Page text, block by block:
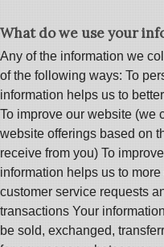
What do we use your
Any of the information we
of the following ways: To
information helps us to
To improve our website (we
website offerings based on
receive from you) To
information helps us to
customer service requests
transactions Your
be sold, exchanged,